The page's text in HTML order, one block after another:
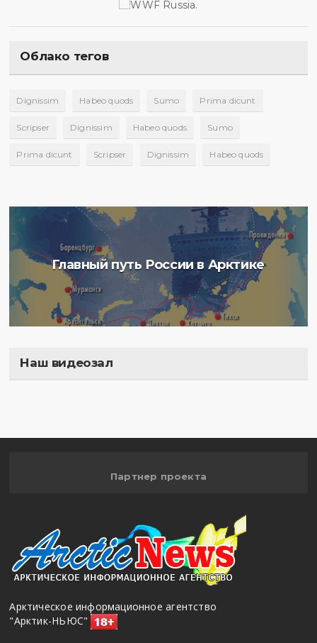
Облако тегов
Dignissim Habeo quods Sumo Prima dicunt
Scripser Dignissim Habeo quods Sumo
Prima dicunt Scripser Dignissim Habeo quods
Главный путь России в Арктике
Наш видеозал
Партнер проекта
Арктическое информационное агентство
"Арктик-НЬЮС"